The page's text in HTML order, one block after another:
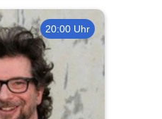
20:00 Uhr